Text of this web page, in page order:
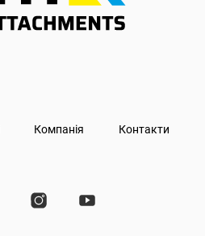
Компанія Контакти